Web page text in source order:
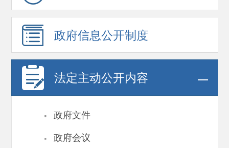
政府信息公开制度
法定主动公开内容
· 政府文件
· 政府会议